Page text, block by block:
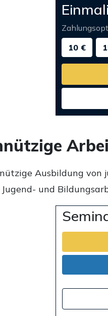
10 €
Ausbildung von
und